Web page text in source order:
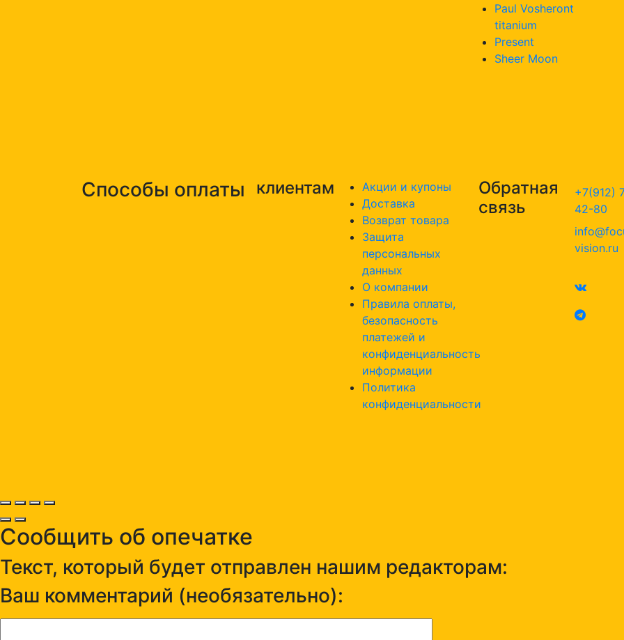
Paul Vosheront
titanium
Present
Sheer Moon
Способы оплаты клиентам
Акции и купоны
Доставка
Возврат товара
Защита
персональных
данных
О компании
Правила оплаты,
безопасность
платежей и
конфиденциальность
информации
Политика
конфиденциальности
Обратная
связь
+7(912)
42-80
vision.ru
Сообщить об опечатке
Текст, который будет отправлен нашим редакторам:
Ваш комментарий (необязательно):